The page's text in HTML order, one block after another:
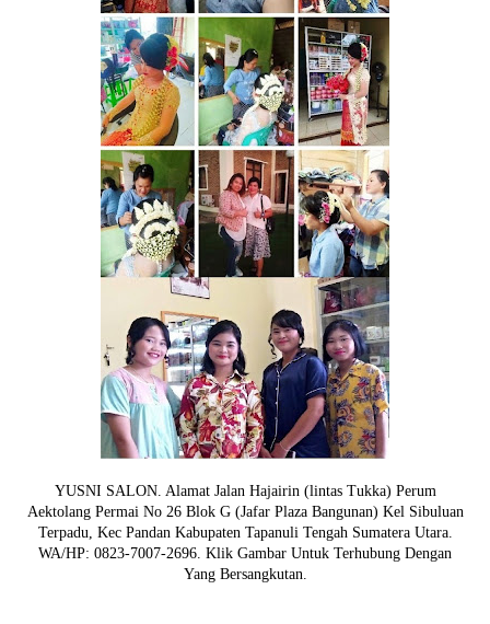
YUSNI SALON. Alamat Jalan Hajairin (lintas Tukka) Perum
Aektolang Permai No 26 Blok G (Jafar Plaza Bangunan) Kel Sibuluan
Terpadu, Kec Pandan Kabupaten Tapanuli Tengah Sumatera Utara.
WA/HP: 0823-7007-2696. Klik Gambar Untuk Terhubung Dengan
Yang Bersangkutan.